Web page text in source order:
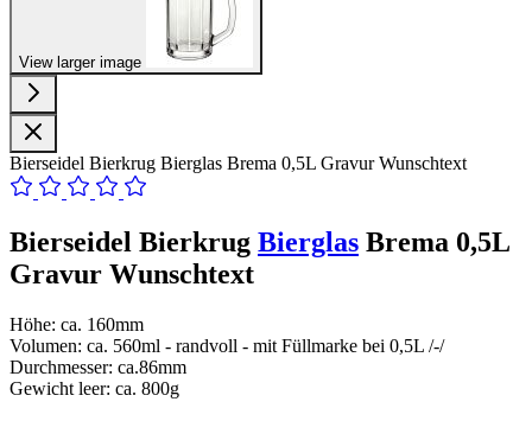
View larger image
Bierseidel Bierkrug Bierglas Brema 0,5L Gravur Wunschtext
Bierseidel Bierkrug Bierglas Brema 0,5L
Gravur Wunschtext
Höhe: ca. 160mm
Volumen: ca. 560ml - randvoll - mit Füllmarke bei 0,5L /-/
Durchmesser: ca.86mm
Gewicht leer: ca. 800g